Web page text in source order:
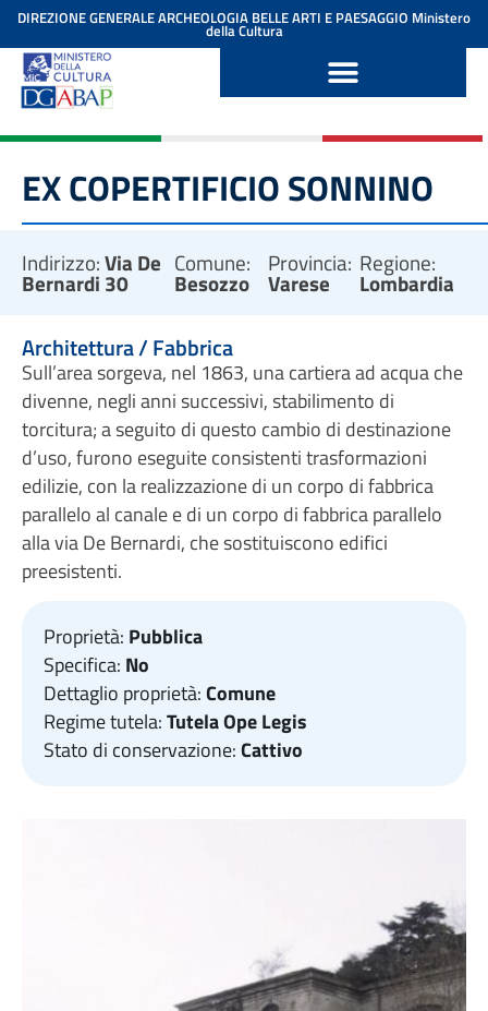
contenuto
DIREZIONE GENERALE ARCHEOLOGIA BELLE ARTI E PAESAGGIO Ministero
della Cultura
EX COPERTIFICIO SONNINO
Indirizzo:Via De
Bernardi 30
Comune:
Besozzo
Provincia:
Varese
Regione:
Lombardia
Architettura / Fabbrica
Sull’area sorgeva, nel 1863, una cartiera ad acqua che
divenne, negli anni successivi, stabilimento di
torcitura; a seguito di questo cambio di destinazione
d’uso, furono eseguite consistenti trasformazioni
edilizie, con la realizzazione di un corpo di fabbrica
parallelo al canale e di un corpo di fabbrica parallelo
alla via De Bernardi, che sostituiscono edifici
preesistenti.
Proprietà: Pubblica
Specifica: No
Dettaglio proprietà:Comune
Regime tutela:Tutela Ope Legis
Stato di conservazione:Cattivo